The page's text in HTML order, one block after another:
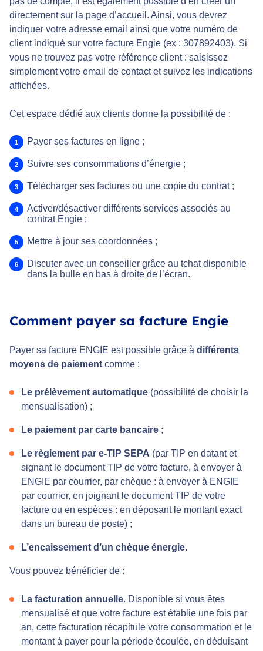
directement sur la page d’accueil. Ainsi, vous devrez
indiquer votre adresse email ainsi que votre numéro de
client indiqué sur votre facture Engie (ex : 307892403). Si
vous ne trouvez pas votre référence client : saisissez
simplement votre email de contact et suivez les indications
affichées.
Cet espace dédié aux clients donne la possibilité de :
Payer ses factures en ligne ;
Suivre ses consommations d’énergie ;
Télécharger ses factures ou une copie du contrat ;
Activer/désactiver différents services associés au
contrat Engie ;
Mettre à jour ses coordonnées ;
Discuter avec un conseiller grâce au tchat disponible
dans la bulle en bas à droite de l’écran.
Comment payer sa facture Engie
Payer sa facture ENGIE est possible grâce à différents
moyens de paiement comme :
Le prélèvement automatique (possibilité de choisir la
mensualisation) ;
Le paiement par carte bancaire ;
Le règlement par e-TIP SEPA (par TIP en datant et
signant le document TIP de votre facture, à envoyer à
ENGIE par courrier, par chèque : à envoyer à ENGIE
par courrier, en joignant le document TIP de votre
facture ou en espèces : en déposant le montant exact
dans un bureau de poste) ;
L’encaissement d’un chèque énergie.
Vous pouvez bénéficier de :
La facturation annuelle. Disponible si vous êtes
mensualisé et que votre facture est établie une fois par
an, cette facturation récapitule votre consommation et le
montant à payer pour la période écoulée, en déduisant